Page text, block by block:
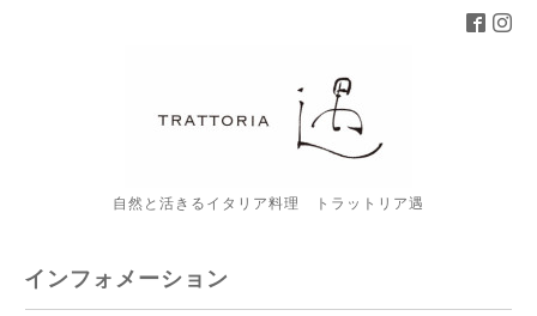
自然と活きるイタリア料理 トラットリア遇
インフォメーション